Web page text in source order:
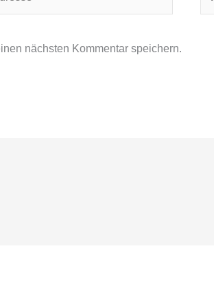
nächsten Kommentar speichern.